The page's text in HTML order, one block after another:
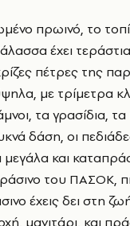
έχει
πέτρες της
με τρίμετρα
τα γρασίδια,
δάση, οι
και
του ΠΑΣΟΚ,
έχεις δει στη
μανιτάρι, και